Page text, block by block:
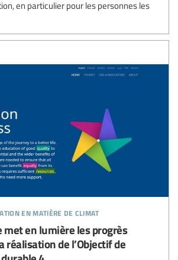
en particulier pour les personnes les
en matière de climat
met en lumière les progrès
réalisation de l’Objectif de